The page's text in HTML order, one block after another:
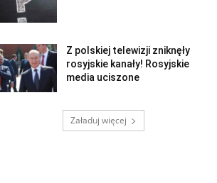
Z polskiej telewizji zniknęły
rosyjskie kanały! Rosyjskie
media uciszone
Załaduj więcej